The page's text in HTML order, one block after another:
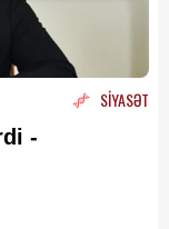
SİYASƏT
-